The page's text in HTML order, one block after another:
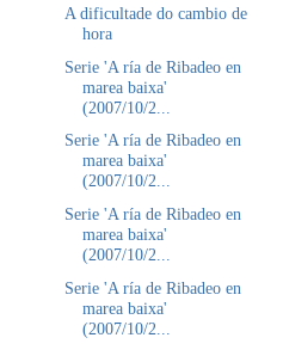
A dificultade do cambio de
hora
Serie 'A ría de Ribadeo en
marea baixa'
(2007/10/2...
Serie 'A ría de Ribadeo en
marea baixa'
(2007/10/2...
Serie 'A ría de Ribadeo en
marea baixa'
(2007/10/2...
Serie 'A ría de Ribadeo en
marea baixa'
(2007/10/2...